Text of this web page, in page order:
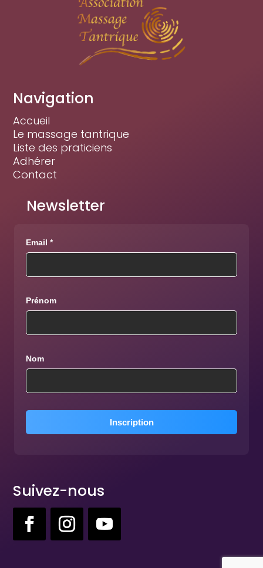
Navigation
Accueil
Le massage tantrique
Liste des praticiens
Adhérer
Contact
Newsletter
Email *
Prénom
Nom
Suivez-nous